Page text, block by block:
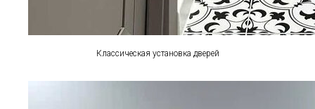
Классическая установка дверей